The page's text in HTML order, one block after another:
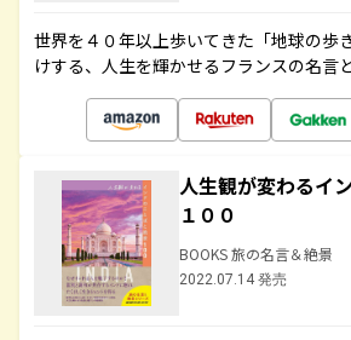
世界を４０年以上歩いてきた「地球の歩
けする、人生を輝かせるフランスの名言
人生観が変わるイ
１００
BOOKS 旅の名言＆絶景
2022.07.14 発売